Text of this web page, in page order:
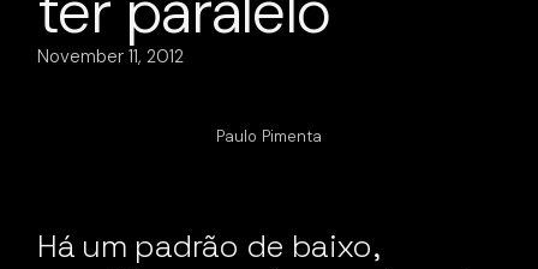
November 11, 2012
Paulo Pimenta
Há um padrão de baixo,